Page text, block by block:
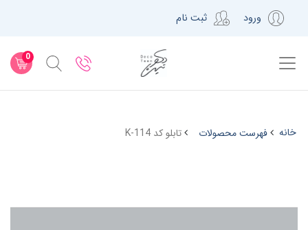
ورود ثبت نام
0
خانه فهرست محصولات تابلو کد K-114